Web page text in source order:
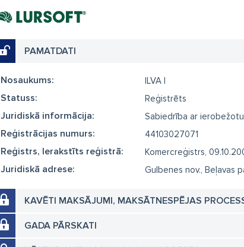
PAMATDATI
Nosaukums: ILVA I
Statuss: Reģistrēts
Juridiskā informācija: Sabiedrība ar
Reģistrācijas numurs: 44103027071
Reģistrs, Ierakstīts reģistrā: Komercreģistrs,
Juridiskā adrese: Gulbenes nov., Beļavas
KAVĒTI MAKSĀJUMI, MAKSĀTNESPĒJAS
GADA PĀRSKATI